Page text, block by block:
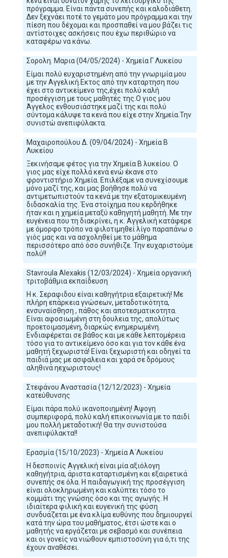
πρόγραμμα. Είναι πάντα συνεπής και καλοδιάθετη.
Δεν ξεχνάει ποτέ το γεμάτο μου πρόγραμμα και την
πίεση που δέχομαι και προσπαθεί να μου βάζει τις
αντίστοιχες ασκήσεις που έχω περιθώριο να
καταφέρω να κάνω.
Σορολη. Μαρια (04/05/2024) - Χημεία Γ Λυκείου
Είμαι πολύ ευχαριστημένη από την γνωριμία μου
με την Αγγελική.Εκτος από την καταρτηση που
έχει στο αντικείμενο της,έχει πολύ καλή
προσέγγιση με τους μαθητές της.Ο γιος μου
Άγγελος ενθουσιάστηκε μαζί της και πολύ
σύντομα κάλυψε τα κενά που είχε στην Χημεία.Την
συνιστώ ανεπιφύλακτα.
Μαχαιροπούλου Δ. (09/04/2024) - Χημεία Β
Λυκείου
Ξεκινήσαμε φέτος για την Χημεία Β λυκείου. Ο
γιος μας είχε πολλά κενά ενώ έκανε στο
φροντιστήριο Χημεία. Επιλέξαμε να συνεχίσουμε
μόνο μαζί της, και μας βοήθησε πολύ να
αντιμετωπιστούν τα κενά με την εξατομικευμένη
διδασκαλία της. Ένα στοίχημα που κερδήθηκε
ήταν και η χημεία μεταξύ καθηγητή μαθητή. Με την
ευγένεια που τη διακρίνει, η κ. Αγγελική κατάφερε
με όμορφο τρόπο να φιλοτιμηθεί λίγο παραπάνω ο
γιός μας και να ασχοληθεί με το μάθημα
περισσότερο από όσο συνήθιζε. Την ευχαριστούμε
πολύ!!
Stavroula Alexakis (12/03/2024) - Χημεία οργανική
τριτοβάθμια εκπαίδευση
Η κ. Σεραφιδου είναι καθηγήτρια εξαιρετική! Με
πλήρη επάρκεια γνώσεων, μεταδοτικότητα,
ενσυναίσθηση , πάθος και αποτεσματικοτητα.
Είναι αφοσιωμένη στη δουλεια της, απολύτως
προετοιμασμένη, διαρκώς ενημερωμένη.
Ενδιαφέρεται σε βάθος και με κάθε λεπτομέρεια
τόσο για το αντικείμενο όσο και για τον κάθε ένα
μαθητή ξεχωριστά! Είναι ξεχωριστή και οδηγεί τα
παιδιά μας με ασφαλεια και χαρά σε δρόμους
αληθινά ηεχωριστους!
Στεφάνου Αναστασία (12/12/2023) - Χημεία
κατεύθυνσης
Είμαι πάρα πολύ ικανοποιημένη! Άψογη
συμπεριφορά, πολύ καλή επικοινωνία με το παιδί
μου πολλή μεταδοτική! Θα την συνιστούσα
ανεπιφύλακτα!!
Ερασμία (15/10/2023) - Χημεία Α΄Λυκείου
Η δεσποινίς Αγγελική είναι μία αξιόλογη
καθηγήτρια, άριστα καταρτισμένη και εξαιρετικά
συνεπής σε όλα. Η παιδαγωγική της προσέγγιση
είναι ολοκληρωμένη και καλύπτει τόσο το
κομμάτι της γνώσης όσο και της αγωγής. Η
ιδιαίτερα φιλική και ευγενική της φύση
συνδυάζεται με ένα κλίμα ευθύνης που δημιουργεί
κατά την ώρα του μαθήματος, έτσι ώστε και ο
μαθητής να εργάζεται με σεβασμό και συνέπεια
και οι γονείς να νιώθουν εμπιστοσύνη για ό,τι της
έχουν αναθέσει.